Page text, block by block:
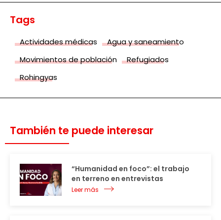
Tags
Actividades médicas
Agua y saneamiento
Movimientos de población
Refugiados
Rohingyas
También te puede interesar
“Humanidad en foco”: el trabajo
en terreno en entrevistas
Leer más